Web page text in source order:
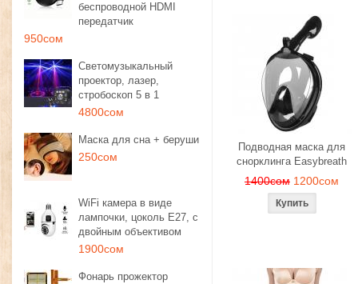
беспроводной HDMI
передатчик
950сом
Светомузыкальный
проектор, лазер,
стробоскоп 5 в 1
4800сом
Маска для сна + беруши
250сом
WiFi камера в виде
лампочки, цоколь E27, с
двойным объективом
1900сом
Фонарь прожектор
Подводная маска для
снорклинга Easybreath
1400сом 1200сом